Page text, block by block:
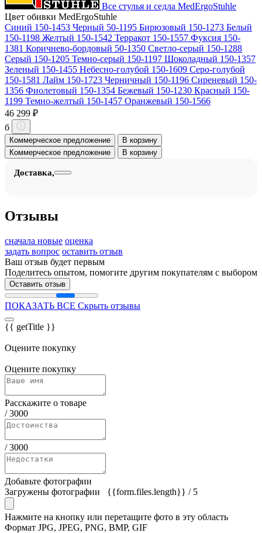
Все стулья и седла MedErgoStuhle
Цвет обивки MedErgoStuhle
Синий 150-1453 Черный 50-1195 Бирюзовый 150-1273 Белый
150-1198 Желтый 150-1542 Терракот 150-1557 Фуксия 150-
1381 Коричнево-бордовый 50-1350 Светло-серый 150-1288
Серый 150-1205 Темно-серый 150-1197 Шоколадный 150-1357
Зеленый 150-1455 Небесно-голубой 150-1609 Серо-голубой
150-1581 Лайм 150-1723 Черничный 150-1196 Сиреневый 150-
1356 Фиолетовый 150-1354 Бежевый 150-1230 Красный 150-
1199 Темно-желтый 150-1457 Оранжевый 150-1566
46 299 ₽
б
Коммерческое предложение
В корзину
Коммерческое предложение
В корзину
Доставка,
Отзывы
сначала новые оценка
задать вопрос оставить отзыв
Ваш отзыв будет первым
Поделитесь опытом, помогите другим покупателям с выбором
Оставить отзыв
ПОКАЗАТЬ ВСЕ Скрыть отзывы
{{ getTitle }}
Оцените покупку
Оцените покупку
Расскажите о товаре
/3000
/3000
Добавьте фотографии
Загружены фотографии
{{form.files.length}} / 5
Нажмите на кнопку или перетащите фото в эту область
Формат JPG, JPEG, PNG, BMP, GIF